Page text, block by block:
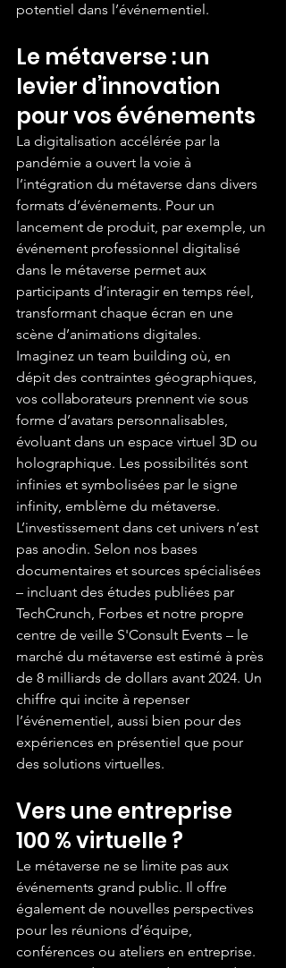
potentiel dans l’événementiel.
Le métaverse : un
levier d’innovation
pour vos événements
La digitalisation accélérée par la
pandémie a ouvert la voie à
l’intégration du métaverse dans divers
formats d’événements. Pour un
lancement de produit, par exemple, un
événement professionnel digitalisé
dans le métaverse permet aux
participants d’interagir en temps réel,
transformant chaque écran en une
scène d’animations digitales.
Imaginez un team building où, en
dépit des contraintes géographiques,
vos collaborateurs prennent vie sous
forme d’avatars personnalisables,
évoluant dans un espace virtuel 3D ou
holographique. Les possibilités sont
infinies et symbolisées par le signe
infinity, emblème du métaverse.
L’investissement dans cet univers n’est
pas anodin. Selon nos bases
documentaires et sources spécialisées
– incluant des études publiées par
TechCrunch, Forbes et notre propre
centre de veille S'Consult Events – le
marché du métaverse est estimé à près
de 8 milliards de dollars avant 2024. Un
chiffre qui incite à repenser
l’événementiel, aussi bien pour des
expériences en présentiel que pour
des solutions virtuelles.
Vers une entreprise
100 % virtuelle ?
Le métaverse ne se limite pas aux
événements grand public. Il offre
également de nouvelles perspectives
pour les réunions d’équipe,
conférences ou ateliers en entreprise.